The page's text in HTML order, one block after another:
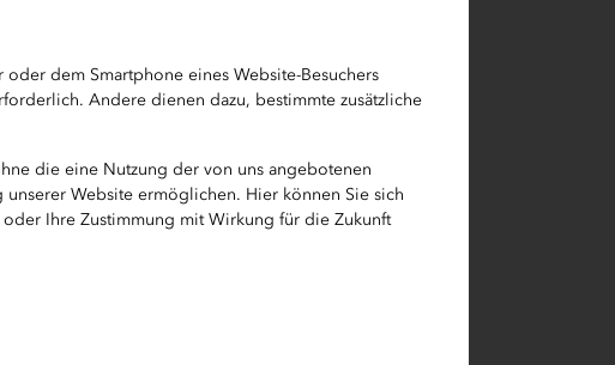
dem Smartphone eines Website-Besuchers
Andere dienen dazu, bestimmte zusätzliche
die eine Nutzung der von uns angebotenen
Website ermöglichen. Hier können Sie sich
Ihre Zustimmung mit Wirkung für die Zukunft
Benennung
die
für die finale